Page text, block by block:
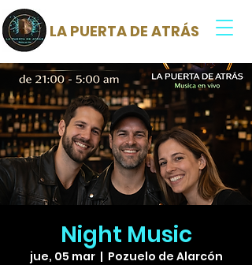
LA PUERTA DE ATRÁS
Night Music
jue, 05 mar
  |
Pozuelo de Alarcón